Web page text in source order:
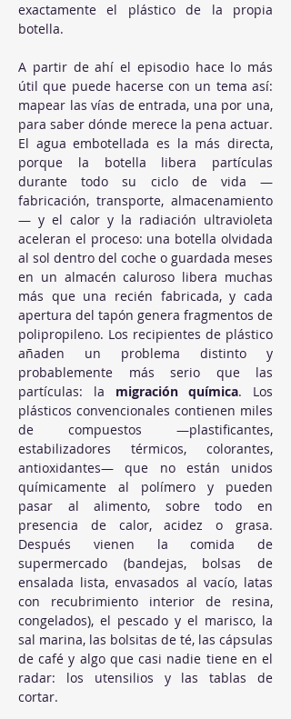
exactamente el plástico de la propia
botella.
A partir de ahí el episodio hace lo más
útil que puede hacerse con un tema así:
mapear las vías de entrada, una por una,
para saber dónde merece la pena actuar.
El agua embotellada es la más directa,
porque la botella libera partículas
durante todo su ciclo de vida —
fabricación, transporte, almacenamiento
— y el calor y la radiación ultravioleta
aceleran el proceso: una botella olvidada
al sol dentro del coche o guardada meses
en un almacén caluroso libera muchas
más que una recién fabricada, y cada
apertura del tapón genera fragmentos de
polipropileno. Los recipientes de plástico
añaden un problema distinto y
probablemente más serio que las
partículas: la migración química. Los
plásticos convencionales contienen miles
de compuestos —plastificantes,
estabilizadores térmicos, colorantes,
antioxidantes— que no están unidos
químicamente al polímero y pueden
pasar al alimento, sobre todo en
presencia de calor, acidez o grasa.
Después vienen la comida de
supermercado (bandejas, bolsas de
ensalada lista, envasados al vacío, latas
con recubrimiento interior de resina,
congelados), el pescado y el marisco, la
sal marina, las bolsitas de té, las cápsulas
de café y algo que casi nadie tiene en el
radar: los utensilios y las tablas de
cortar.